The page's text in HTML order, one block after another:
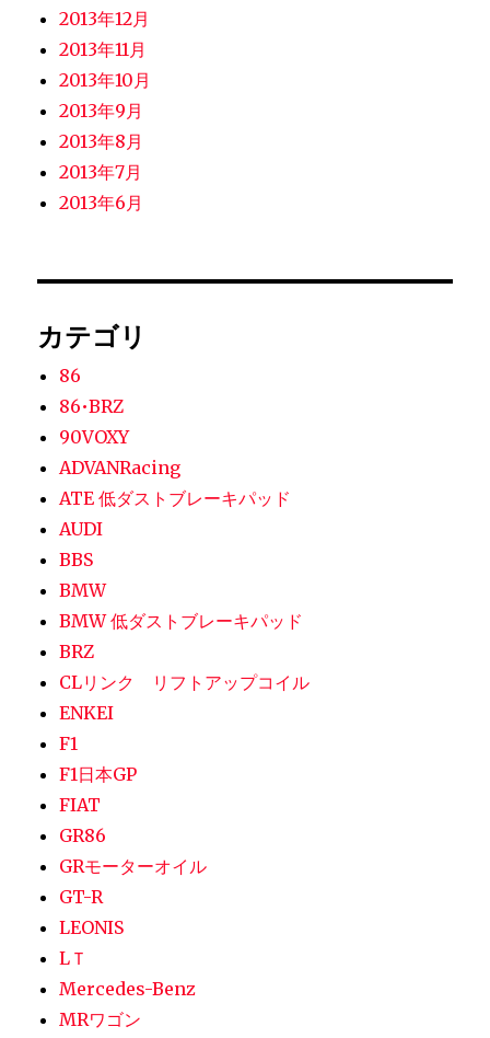
2013年12月
2013年11月
2013年10月
2013年9月
2013年8月
2013年7月
2013年6月
カテゴリ
86
86•BRZ
90VOXY
ADVANRacing
ATE 低ダストブレーキパッド
AUDI
BBS
BMW
BMW 低ダストブレーキパッド
BRZ
CLリンク リフトアップコイル
ENKEI
F1
F1日本GP
FIAT
GR86
GRモーターオイル
GT-R
LEONIS
LＴ
Mercedes-Benz
MRワゴン